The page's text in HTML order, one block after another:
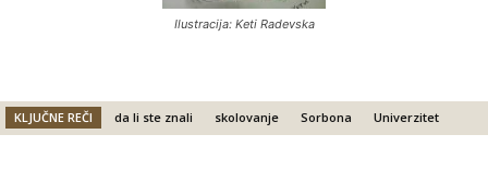
Ilustracija: Keti Radevska
KLJUČNE REČI da li ste znali skolovanje Sorbona Univerzitet